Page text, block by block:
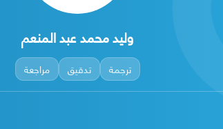
وليد محمد عبد المنعم
ترجمة تدقيق مراجعة